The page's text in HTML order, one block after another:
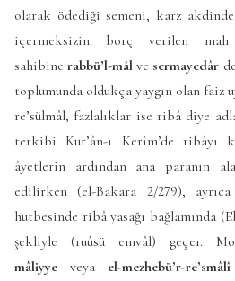
olarak ödediği semeni, karz
içermeksizin borç verilen malı
sahibinerabbü’l-mâl ve sermayedâr
toplumunda oldukça yaygın olan faiz
re’sülmâl, fazlalıklar ise ribâ diye
terkibi Kur’ân-ı Kerîm’de ribâyı
âyetlerin ardından ana paranın
edilirken (el-Bakara 2/279),
hutbesinde ribâ yasağı bağlamında
şekliyle (ruûsü emvâl) geçer.
mâliyye veya el-mezhebü’r-re’smâlî